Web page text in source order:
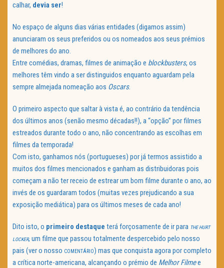
calhar, devia ser!
No espaço de alguns dias várias entidades (digamos assim)
anunciaram os seus preferidos ou os nomeados aos seus prémios
de melhores do ano.
Entre comédias, dramas, filmes de animação e blockbusters, os
melhores têm vindo a ser distinguidos enquanto aguardam pela
sempre almejada nomeação aos Oscars.
O primeiro aspecto que saltar à vista é, ao contrário da tendência
dos últimos anos (senão mesmo décadas!!), a “opção” por filmes
estreados durante todo o ano, não concentrando as escolhas em
filmes da temporada!
Com isto, ganhamos nós (portugueses) por já termos assistido a
muitos dos filmes mencionados e ganham as distribuidoras pois
começam a não ter receio de estrear um bom filme durante o ano, ao
invés de os guardaram todos (muitas vezes prejudicando a sua
exposição mediática) para os últimos meses de cada ano!
Dito isto, o primeiro destaque terá forçosamente de ir para THE HURT
LOCKER, um filme que passou totalmente despercebido pelo nosso
pais (ver o nosso COMENTÁRIO) mas que conquista agora por completo
a crítica norte-americana, alcançando o prémio de Melhor Filmee